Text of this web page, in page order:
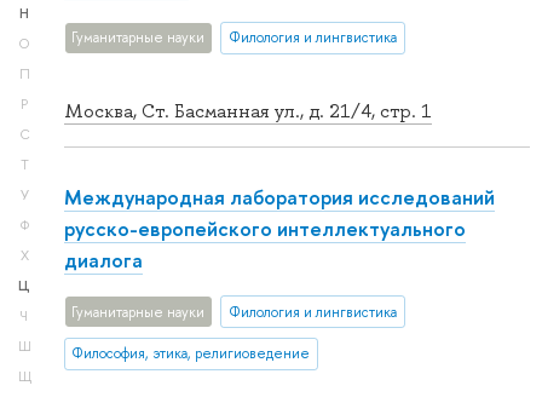
Н
О
П
Р
С
Т
У
Ф
Х
Ц
Ч
Ш
Щ
Москва, Ст. Басманная ул., д. 21/4, стр. 1
Гуманитарные науки Филология и лингвистика
Международная лаборатория исследований
русско-европейского интеллектуального
диалога
Гуманитарные науки Филология и лингвистика
Философия, этика, религиоведение